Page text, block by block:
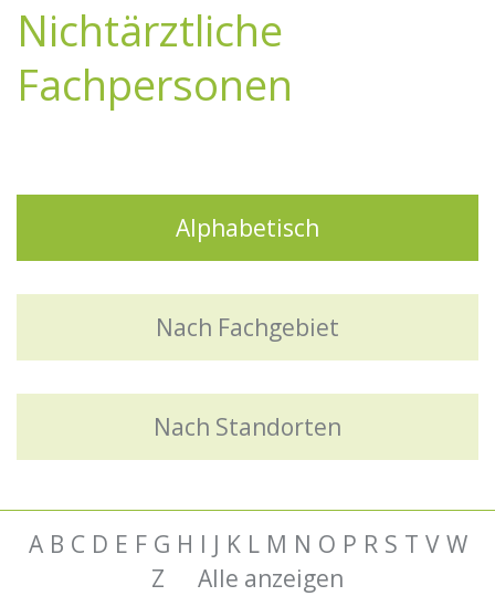
Nichtärztliche
Fachpersonen
Alphabetisch
Nach Fachgebiet
Nach Standorten
A B C D E F G H I J K L M N O P R S T V W
Z
Alle anzeigen